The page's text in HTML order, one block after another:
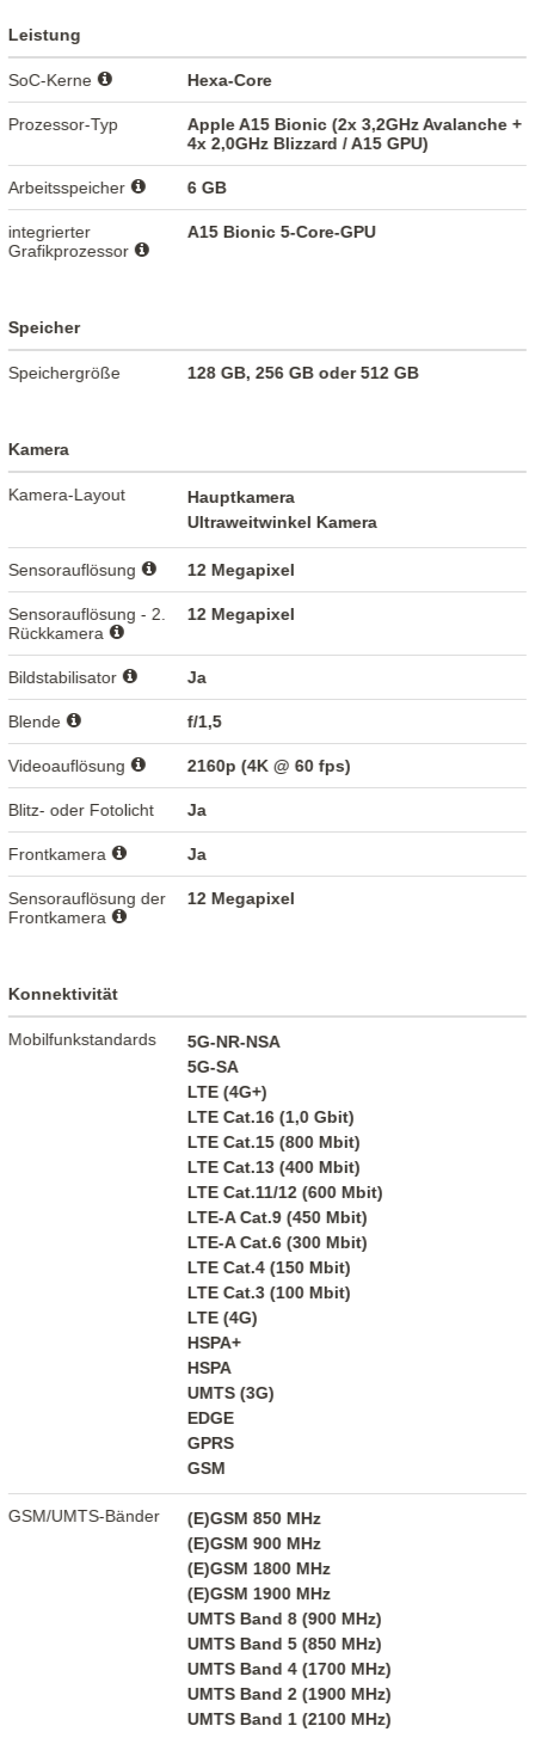
Leistung
SoC-Kerne Hexa-Core
Prozessor-Typ
Apple A15 Bionic (2x 3,2GHz Avalanche +
4x 2,0GHz Blizzard / A15 GPU)
Arbeitsspeicher 6 GB
integrierter
Grafikprozessor
A15 Bionic 5-Core-GPU
Speicher
Speichergröße 128 GB, 256 GB oder 512 GB
Kamera
Kamera-Layout
Hauptkamera
Ultraweitwinkel Kamera
Sensorauflösung 12 Megapixel
Sensorauflösung - 2.
Rückkamera
12 Megapixel
Bildstabilisator Ja
Blende f/1,5
Videoauflösung 2160p (4K @ 60 fps)
Blitz- oder Fotolicht Ja
Frontkamera Ja
Sensorauflösung der
Frontkamera
12 Megapixel
Konnektivität
Mobilfunkstandards
5G-NR-NSA
5G-SA
LTE (4G+)
LTE Cat.16 (1,0 Gbit)
LTE Cat.15 (800 Mbit)
LTE Cat.13 (400 Mbit)
LTE Cat.11/12 (600 Mbit)
LTE-A Cat.9 (450 Mbit)
LTE-A Cat.6 (300 Mbit)
LTE Cat.4 (150 Mbit)
LTE Cat.3 (100 Mbit)
LTE (4G)
HSPA+
HSPA
UMTS (3G)
EDGE
GPRS
GSM
GSM/UMTS-Bänder
(E)GSM 850 MHz
(E)GSM 900 MHz
(E)GSM 1800 MHz
(E)GSM 1900 MHz
UMTS Band 8 (900 MHz)
UMTS Band 5 (850 MHz)
UMTS Band 4 (1700 MHz)
UMTS Band 2 (1900 MHz)
UMTS Band 1 (2100 MHz)